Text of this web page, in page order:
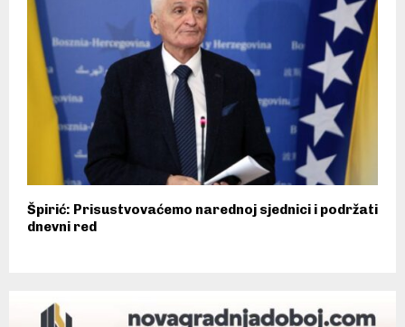
Špirić: Prisustvovaćemo narednoj sjednici i podržati
dnevni red